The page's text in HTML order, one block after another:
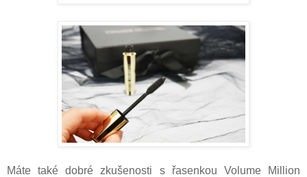
Máte také dobré zkušenosti s řasenkou Volume Million